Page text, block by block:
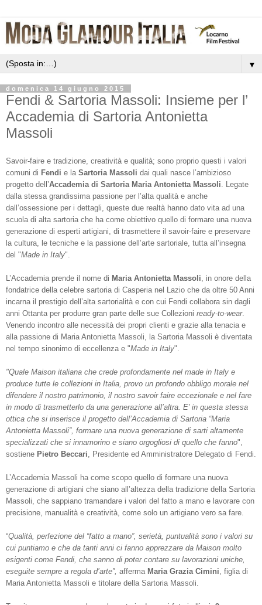
▼
domenica 14 giugno 2015
Fendi & Sartoria Massoli: Insieme per l’
Accademia di Sartoria Antonietta
Massoli
Savoir-faire e tradizione, creatività e qualità; sono proprio questi i valori
comuni di Fendi e la Sartoria Massoli dai quali nasce l’ambizioso
progetto dell’Accademia di Sartoria Maria Antonietta Massoli. Legate
dalla stessa grandissima passione per l’alta qualità e anche
dall’ossessione per i dettagli, queste due realtà hanno dato vita ad una
scuola di alta sartoria che ha come obiettivo quello di formare una nuova
generazione di esperti artigiani, di trasmettere il savoir-faire e preservare
la cultura, le tecniche e la passione dell’arte sartoriale, tutta all’insegna
del "Made in Italy".
L’Accademia prende il nome di Maria Antonietta Massoli, in onore della
fondatrice della celebre sartoria di Casperia nel Lazio che da oltre 50 Anni
incarna il prestigio dell’alta sartorialità e con cui Fendi collabora sin dagli
anni Ottanta per produrre gran parte delle sue Collezioni ready-to-wear.
Venendo incontro alle necessità dei propri clienti e grazie alla tenacia e
alla passione di Maria Antonietta Massoli, la Sartoria Massoli è diventata
nel tempo sinonimo di eccellenza e "Made in Italy".
"Quale Maison italiana che crede profondamente nel made in Italy e
produce tutte le collezioni in Italia, provo un profondo obbligo morale nel
difendere il nostro patrimonio, il nostro savoir faire eccezionale e nel fare
in modo di trasmetterlo da una generazione all’altra. E’ in questa stessa
ottica che si inserisce il progetto dell’Accademia di Sartoria “Maria
Antonietta Massoli”, formare una nuova generazione di sarti altamente
specializzati che si innamorino e siano orgogliosi di quello che fanno",
sostiene Pietro Beccari, Presidente ed Amministratore Delegato di Fendi.
L’Accademia Massoli ha come scopo quello di formare una nuova
generazione di artigiani che siano all’altezza della tradizione della Sartoria
Massoli, che sappiano tramandare i valori del fatto a mano e lavorare con
precisione, manualità e creatività, come solo un artigiano vero sa fare.
“Qualità, perfezione del “fatto a mano”, serietà, puntualità sono i valori su
cui puntiamo e che da tanti anni ci fanno apprezzare da Maison molto
esigenti come Fendi, che sanno di poter contare su lavorazioni uniche,
eseguite sempre a regola d’arte”, afferma Maria Grazia Cimini, figlia di
Maria Antonietta Massoli e titolare della Sartoria Massoli.